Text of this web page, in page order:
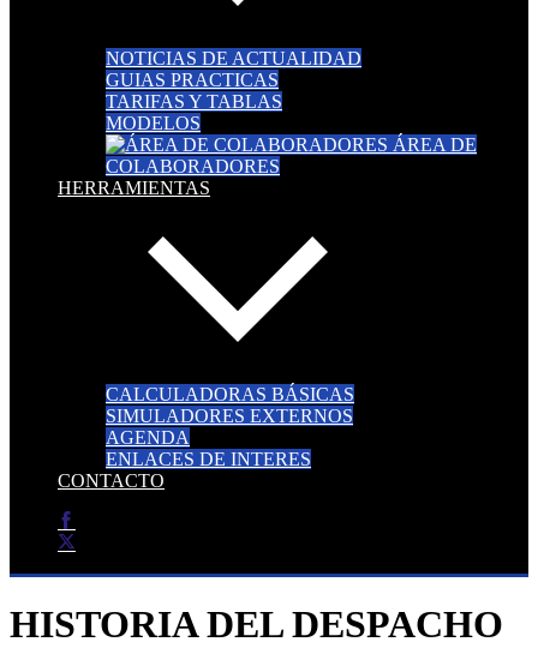
NOTICIAS DE ACTUALIDAD
GUIAS PRACTICAS
TARIFAS Y TABLAS
MODELOS
ÁREA DE
COLABORADORES
HERRAMIENTAS
CALCULADORAS BÁSICAS
SIMULADORES EXTERNOS
AGENDA
ENLACES DE INTERES
CONTACTO
HISTORIA DEL DESPACHO